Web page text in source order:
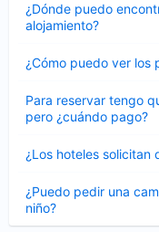
¿Dónde puedo
alojamiento?
cerrado
¿Cómo puedo ver los
cerrado
Para reservar tengo
pero ¿cuándo pago?
cerrado
¿Los hoteles solicitan
cerrado
¿Puedo pedir una
niño?
cerrado